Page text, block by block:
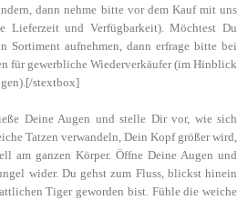
dann nehme bitte vor dem Kauf mit uns
und Verfügbarkeit). Möchtest Du
Sortiment aufnehmen, dann erfrage bitte bei
für gewerbliche Wiederverkäufer (im Hinblick
stextbox]
Deine Augen und stelle Dir vor, wie sich
Tatzen verwandeln, Dein Kopf größer wird,
am ganzen Körper. Öffne Deine Augen und
wider. Du gehst zum Fluss, blickst hinein
Tiger geworden bist. Fühle die weiche